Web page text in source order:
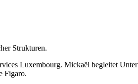
Strukturen.
Luxembourg. Mickaël begleitet
Figaro.